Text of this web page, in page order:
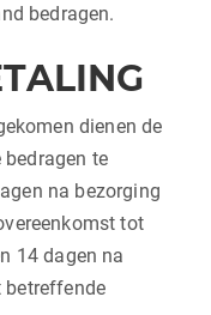
bedragen.
dienen de
te
na bezorging
tot
14 dagen na
betreffende